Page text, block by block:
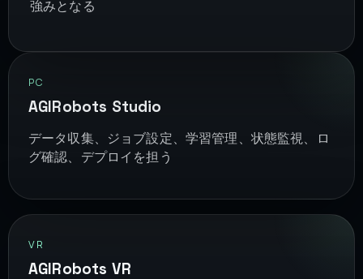
強みとなる
PC
AGIRobots Studio
データ収集、ジョブ設定、学習管理、状態監視、ロ
グ確認、デプロイを担う
VR
AGIRobots VR